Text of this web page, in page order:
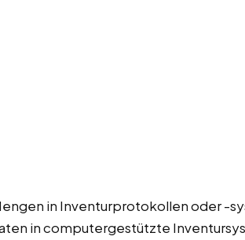
in Inventurprotokollen oder -
in computergestützte